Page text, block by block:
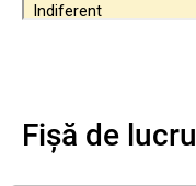
Fișă de lucru